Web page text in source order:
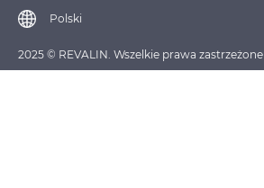
Polski
2025 © REVALIN. Wszelkie prawa zastrzeżone